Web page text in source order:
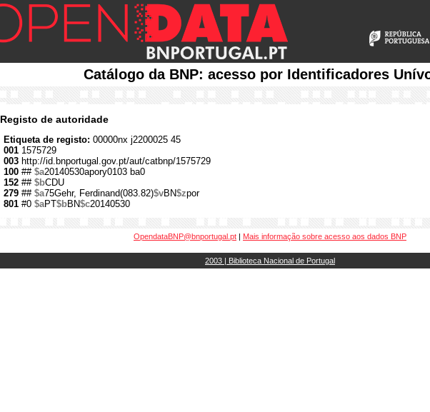
Catálogo da BNP: acesso por Identificadores
Registo de autoridade
Etiqueta de registo: 00000nx j2200025 45
001 1575729
003 http://id.bnportugal.gov.pt/aut/catbnp/1575729
100 ## $a20140530apory0103 ba0
152 ## $bCDU
279 ## $a75Gehr, Ferdinand(083.82)$vBN$zpor
801 #0 $aPT$bBN$c20140530
OpendataBNP@bnportugal.pt | Mais informação sobre acesso aos dados BNP
2003 | Biblioteca Nacional de Portugal